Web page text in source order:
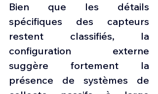
Bien que les détails
spécifiques des capteurs
restent classifiés, la
configuration externe
suggère fortement la
présence de systèmes de